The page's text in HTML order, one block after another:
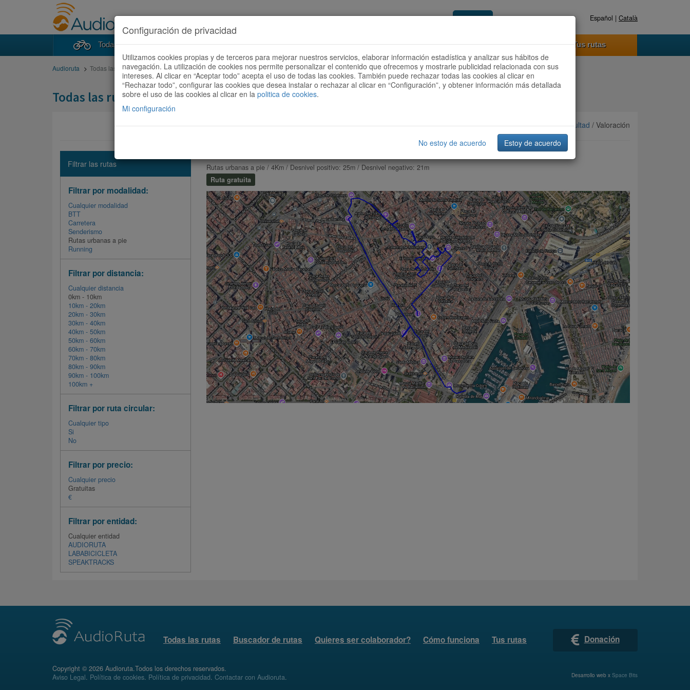
Acceder Registrate ahora Español | Català
Todas las rutas Buscador de rutas Quieres ser colaborador? Cómo funciona Tus rutas
Audioruta Todas las rutas
Todas las rutas
Ordenar por:Más recientes/Dificultad / Valoración
Filtrar las rutas
Filtrar por modalidad:
Cualquier modalidad
BTT
Carretera
Senderismo
Rutas urbanas a pie
Running
Filtrar por distancia:
Cualquier distancia
0km - 10km
10km - 20km
20km - 30km
30km - 40km
40km - 50km
50km - 60km
60km - 70km
70km - 80km
80km - 90km
90km - 100km
100km +
Filtrar por ruta circular:
Cualquier tipo
Si
No
Filtrar por precio:
Cualquier precio
Gratuitas
€
Filtrar por entidad:
Cualquier entidad
AUDIORUTA
LABABICICLETA
SPEAKTRACKS
Rutas urbanas a pie / 4Km / Desnivel positivo: 25m / Desnivel negativo: 21m
Ruta gratuita
Todas las rutas Buscador de rutas Quieres ser colaborador? Cómo funciona Tus rutas Donación
Copyright © 2026 Audioruta.Todos los derechos reservados.
Aviso Legal. Política de cookies. Política de privacidad. Contactar con Audioruta. Desarrollo web x Space Bits
Configuración de privacidad
Utilizamos cookies propias y de terceros para mejorar nuestros servicios, elaborar información estadística y analizar sus hábitos de
navegación. La utilización de cookies nos permite personalizar el contenido que ofrecemos y mostrarle publicidad relacionada con sus
intereses. Al clicar en “Aceptar todo” acepta el uso de todas las cookies. También puede rechazar todas las cookies al clicar en
“Rechazar todo”, configurar las cookies que desea instalar o rechazar al clicar en “Configuración”, y obtener información más detallada
sobre el uso de las cookies al clicar en la politica de cookies.
Mi configuración
No estoy de acuerdo Estoy de acuerdo